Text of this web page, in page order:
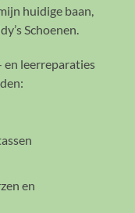
huidige baan,
Schoenen.
leerreparaties
en